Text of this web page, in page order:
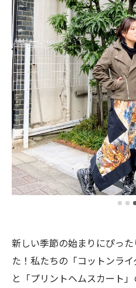
新しい季節の始まりにぴっ
た！私たちの「コットンライ
と「プリントヘムスカート